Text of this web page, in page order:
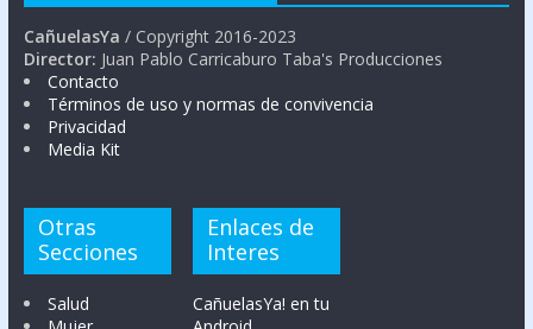
CañuelasYa / Copyright 2016-2023
Director: Juan Pablo Carricaburo Taba's Producciones
Contacto
Términos de uso y normas de convivencia
Privacidad
Media Kit
Otras
Secciones
Salud
Enlaces de
Interes
CañuelasYa! en tu